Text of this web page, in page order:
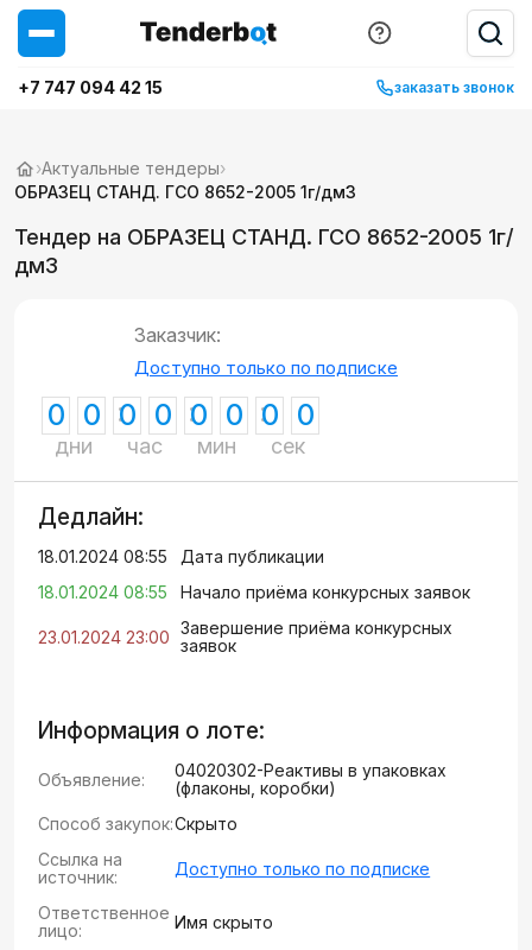
+7 747 094 42 15 заказать звонок
›Актуальные тендеры›
ОБРАЗЕЦ СТАНД. ГСО 8652-2005 1г/дм3
Тендер на ОБРАЗЕЦ СТАНД. ГСО 8652-2005 1г/
дм3
Заказчик:
Доступно только по подписке
0 0
дни
0 0
час
0 0
мин
0 0
сек
Дедлайн:
18.01.2024 08:55
Дата публикации
18.01.2024 08:55
Начало приёма конкурсных заявок
23.01.2024 23:00 Завершение приёма конкурсных
заявок
Информация о лоте:
Объявление:
04020302-Реактивы в упаковках
(флаконы, коробки)
Способ закупок:Скрыто
Ссылка на
источник:
Доступно только по подписке
Ответственное
лицо:
Имя скрыто